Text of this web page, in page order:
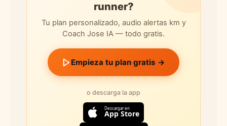
runner?
Tu plan personalizado, audio alertas km y
Coach Jose IA — todo gratis.
Empieza tu plan gratis →
o descarga la app
Descargar en
App Store